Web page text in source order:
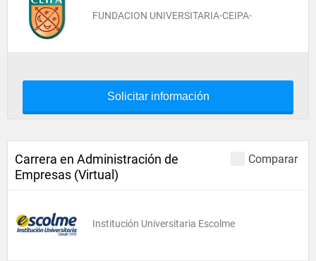
FUNDACION UNIVERSITARIA-CEIPA-
Solicitar información
Comparar
Carrera en Administración de
Empresas (Virtual)
Institución Universitaria Escolme